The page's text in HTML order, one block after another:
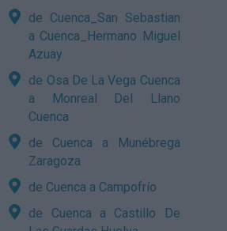
de Cuenca_San Sebastian
a Cuenca_Hermano Miguel
Azuay
de Osa De La Vega Cuenca
a Monreal Del Llano
Cuenca
de Cuenca a Munébrega
Zaragoza
de Cuenca a Campofrío
de Cuenca a Castillo De